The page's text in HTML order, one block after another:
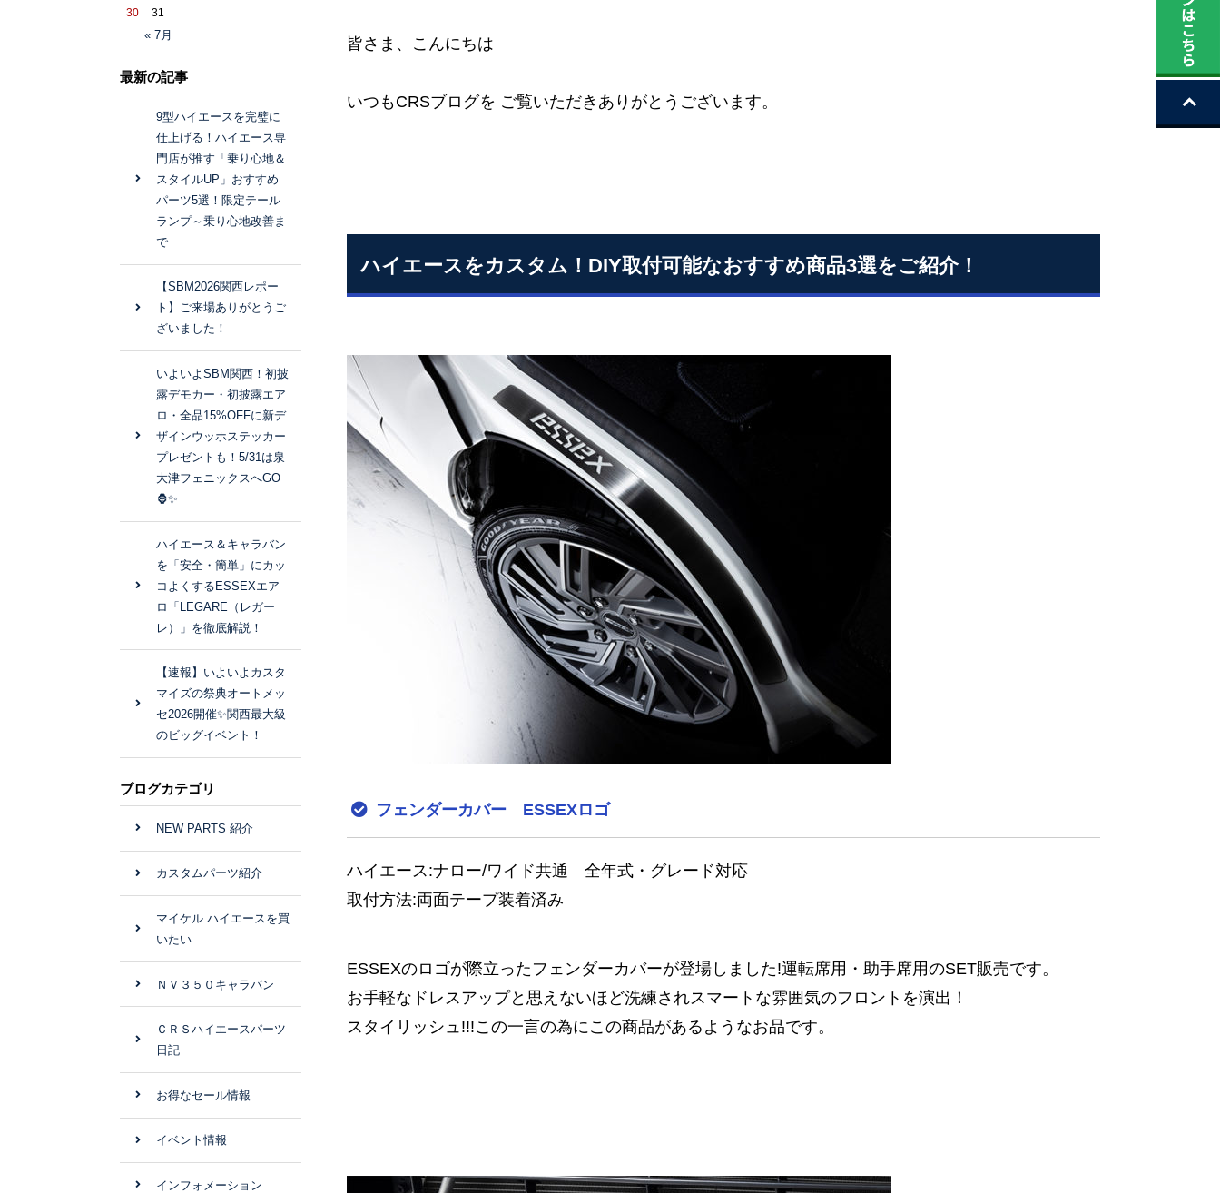
皆さま、こんにちは
いつもCRSブログを ご覧いただきありがとうございます。
ハイエースをカスタム！DIY取付可能なおすすめ商品3選をご紹介！
フェンダーカバー ESSEXロゴ
ハイエース:ナロー/ワイド共通 全年式・グレード対応
取付方法:両面テープ装着済み
ESSEXのロゴが際立ったフェンダーカバーが登場しました!運転席用・助手席用のSET販売です。
お手軽なドレスアップと思えないほど洗練されスマートな雰囲気のフロントを演出！
スタイリッシュ!!!この一言の為にこの商品があるようなお品です。
« 7月
30
31
最新の記事
9型ハイエースを完璧に
仕上げる！ハイエース専
門店が推す「乗り心地＆
スタイルUP」おすすめ
パーツ5選！限定テール
ランプ～乗り心地改善ま
で
【SBM2026関西レポー
ト】ご来場ありがとうご
ざいました！
いよいよSBM関西！初披
露デモカー・初披露エア
ロ・全品15%OFFに新デ
ザインウッホステッカー
プレゼントも！5/31は泉
大津フェニックスへGO
🦍✨
ハイエース＆キャラバン
を「安全・簡単」にカッ
コよくするESSEXエア
ロ「LEGARE（レガー
レ）」を徹底解説！
【速報】いよいよカスタ
マイズの祭典オートメッ
セ2026開催✨関西最大級
のビッグイベント！
ブログカテゴリ
NEW PARTS 紹介
カスタムパーツ紹介
マイケル ハイエースを買
いたい
ＮＶ３５０キャラバン
ＣＲＳハイエースパーツ
日記
お得なセール情報
イベント情報
インフォメーション